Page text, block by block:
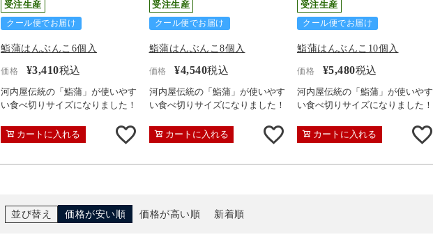
受注生産
クール便でお届け
鮨蒲はんぶんこ6個入
価格 ¥3,410税込
河内屋伝統の「鮨蒲」が使いやす
い食べ切りサイズになりました！
カートに入れる
受注生産
クール便でお届け
鮨蒲はんぶんこ8個入
価格 ¥4,540税込
河内屋伝統の「鮨蒲」が使いやす
い食べ切りサイズになりました！
カートに入れる
受注生産
クール便でお届け
鮨蒲はんぶんこ10個入
価格 ¥5,480税込
河内屋伝統の「鮨蒲」が使いやす
い食べ切りサイズになりました！
カートに入れる
並び替え 価格が安い順 価格が高い順 新着順